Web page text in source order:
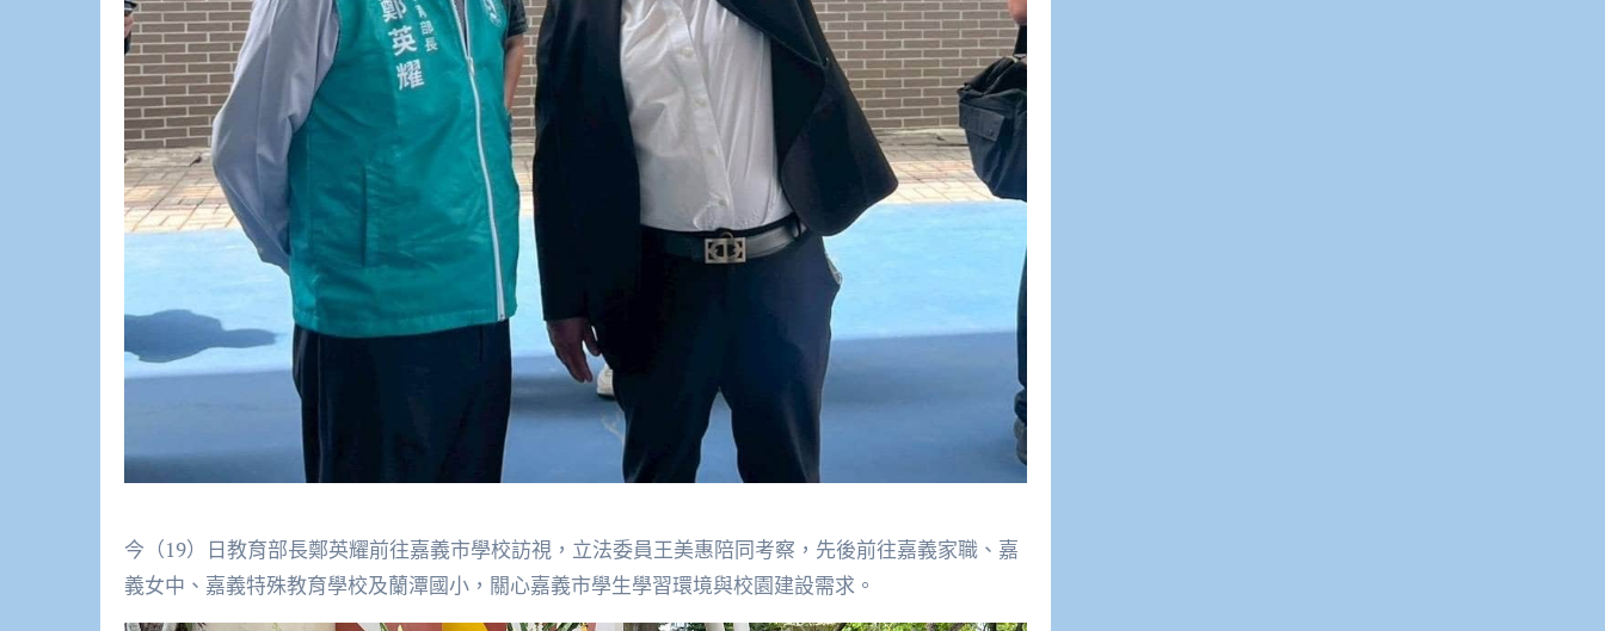
今（19）日教育部長鄭英耀前往嘉義市學校訪視，立法委員王美惠陪同考察，先後前往嘉義家職、嘉
義女中、嘉義特殊教育學校及蘭潭國小，關心嘉義市學生學習環境與校園建設需求。